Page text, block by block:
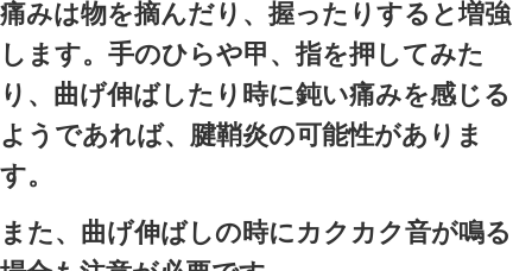
・バネ指（屈筋腱炎）･･･手
する腱におこるもの
・ドケルバン病･･･手指の親
の